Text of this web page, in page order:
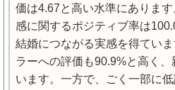
価は4.67と高い水準にありま
感に関するポジティブ率は
結婚につながる実感を得てい
ラーへの評価も90.9%と高く
います。一方で、ごく一部に